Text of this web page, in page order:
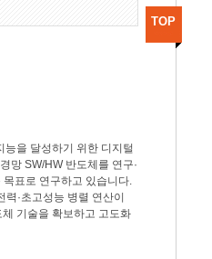
을 달성하기 위한 디지털
망 SW/HW 반도체를 연구·
표로 연구하고 있습니다.
·초고성능 병렬 연산이
기술을 확보하고 고도화
TOP